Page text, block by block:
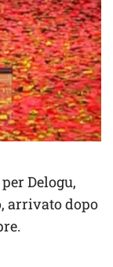
Delogu,
arrivato dopo